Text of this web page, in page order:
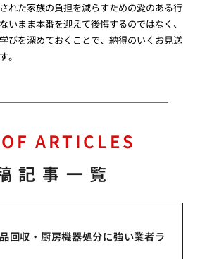
れた家族の負担を減らすための愛のある行
いまま本番を迎えて後悔するのではなく、
びを深めておくことで、納得のいくお見送
。
ARTICLES
記事一覧
回収・厨房機器処分に強い業者ラ